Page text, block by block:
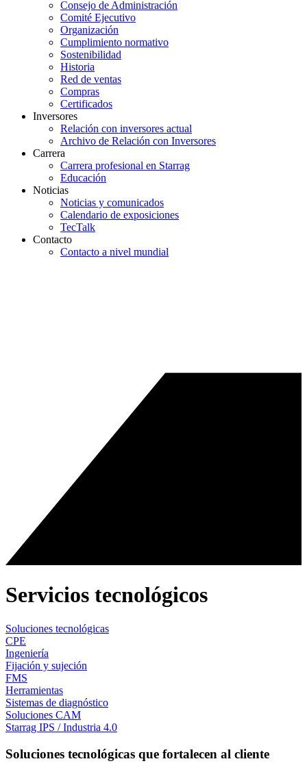
Consejo de Administración
Comité Ejecutivo
Organización
Cumplimiento normativo
Sostenibilidad
Historia
Red de ventas
Compras
Certificados
Inversores
Relación con inversores actual
Archivo de Relación con Inversores
Carrera
Carrera profesional en Starrag
Educación
Noticias
Noticias y comunicados
Calendario de exposiciones
TecTalk
Contacto
Contacto a nivel mundial
Servicios tecnológicos
Soluciones tecnológicas
CPE
Ingeniería
Fijación y sujeción
FMS
Herramientas
Sistemas de diagnóstico
Soluciones CAM
Starrag IPS / Industria 4.0
Soluciones tecnológicas que fortalecen al cliente